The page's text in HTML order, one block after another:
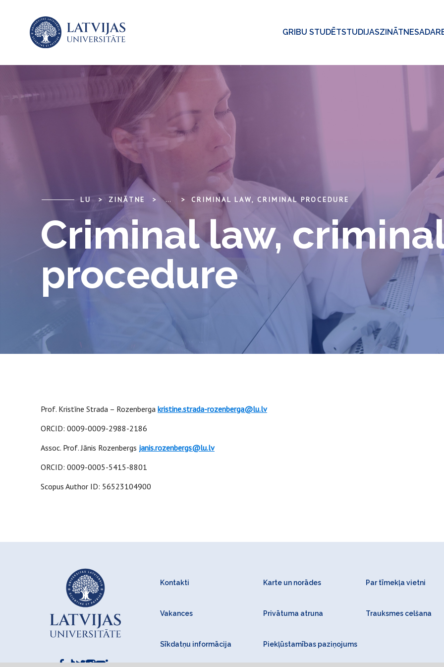
GRIBU STUDĒTSTUDIJASZINĀTNE
LU ZINĀTNE ... CRIMINAL LAW, CRIMINAL PROCEDURE
Criminal law,
procedure
Prof. Kristīne Strada – Rozenberga kristine.strada-rozenberga@lu.lv
ORCID: 0009-0009-2988-2186
Assoc. Prof. Jānis Rozenbergs janis.rozenbergs@lu.lv
ORCID: 0009-0005-5415-8801
Scopus Author ID: 56523104900
Kontakti Karte un norādes Par tīmekļa vietni
Vakances Privātuma atruna Trauksmes celšana
Sīkdatņu informācija Piekļūstamības paziņojums